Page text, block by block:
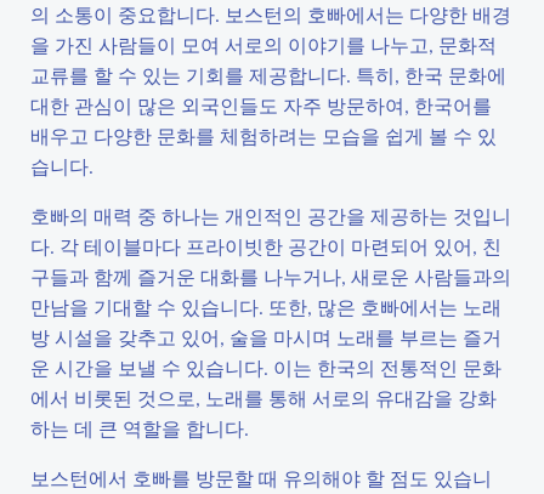
의 소통이 중요합니다. 보스턴의 호빠에서는 다양한 배경
을 가진 사람들이 모여 서로의 이야기를 나누고, 문화적
교류를 할 수 있는 기회를 제공합니다. 특히, 한국 문화에
대한 관심이 많은 외국인들도 자주 방문하여, 한국어를
배우고 다양한 문화를 체험하려는 모습을 쉽게 볼 수 있
습니다.
호빠의 매력 중 하나는 개인적인 공간을 제공하는 것입니
다. 각 테이블마다 프라이빗한 공간이 마련되어 있어, 친
구들과 함께 즐거운 대화를 나누거나, 새로운 사람들과의
만남을 기대할 수 있습니다. 또한, 많은 호빠에서는 노래
방 시설을 갖추고 있어, 술을 마시며 노래를 부르는 즐거
운 시간을 보낼 수 있습니다. 이는 한국의 전통적인 문화
에서 비롯된 것으로, 노래를 통해 서로의 유대감을 강화
하는 데 큰 역할을 합니다.
보스턴에서 호빠를 방문할 때 유의해야 할 점도 있습니